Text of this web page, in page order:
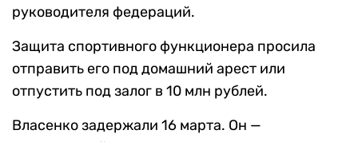
руководителя федераций.
Защита спортивного функционера просила
отправить его под домашний арест или
отпустить под залог в 10 млн рублей.
Власенко задержали 16 марта. Он —